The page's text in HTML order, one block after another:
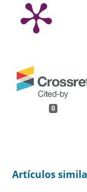
0
Artículos